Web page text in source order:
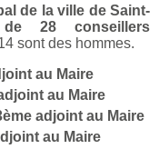
de la ville de Saint-
de 28 conseillers
sont des hommes.
au Maire
au Maire
adjoint au Maire
au Maire